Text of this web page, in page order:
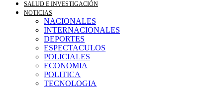
SALUD E INVESTIGACIÓN
NOTICIAS
NACIONALES
INTERNACIONALES
DEPORTES
ESPECTACULOS
POLICIALES
ECONOMIA
POLITICA
TECNOLOGIA